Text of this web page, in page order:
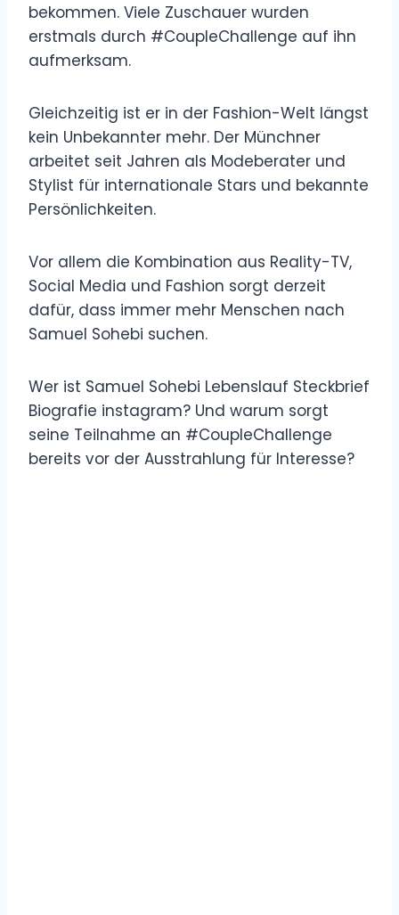
bekommen. Viele Zuschauer wurden
erstmals durch #CoupleChallenge auf ihn
aufmerksam.
Gleichzeitig ist er in der Fashion-Welt längst
kein Unbekannter mehr. Der Münchner
arbeitet seit Jahren als Modeberater und
Stylist für internationale Stars und bekannte
Persönlichkeiten.
Vor allem die Kombination aus Reality-TV,
Social Media und Fashion sorgt derzeit
dafür, dass immer mehr Menschen nach
Samuel Sohebi suchen.
Wer ist Samuel Sohebi Lebenslauf Steckbrief
Biografie instagram? Und warum sorgt
seine Teilnahme an #CoupleChallenge
bereits vor der Ausstrahlung für Interesse?